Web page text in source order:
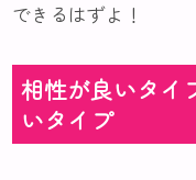
できるはずよ！
相性が良いタイ
いタイプ